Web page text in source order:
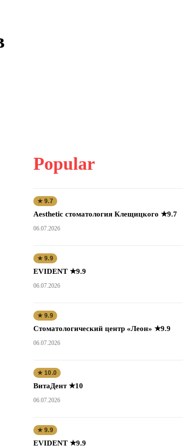
Popular
★ 9.7
Aesthetic стоматология Клещицкого ★9.7
06.07.2026
★ 9.9
EVIDENT ★9.9
06.07.2026
★ 9.9
Стоматологический центр «Леон» ★9.9
06.07.2026
★ 10.0
ВитаДент ★10
06.07.2026
★ 9.9
EVIDENT ★9.9